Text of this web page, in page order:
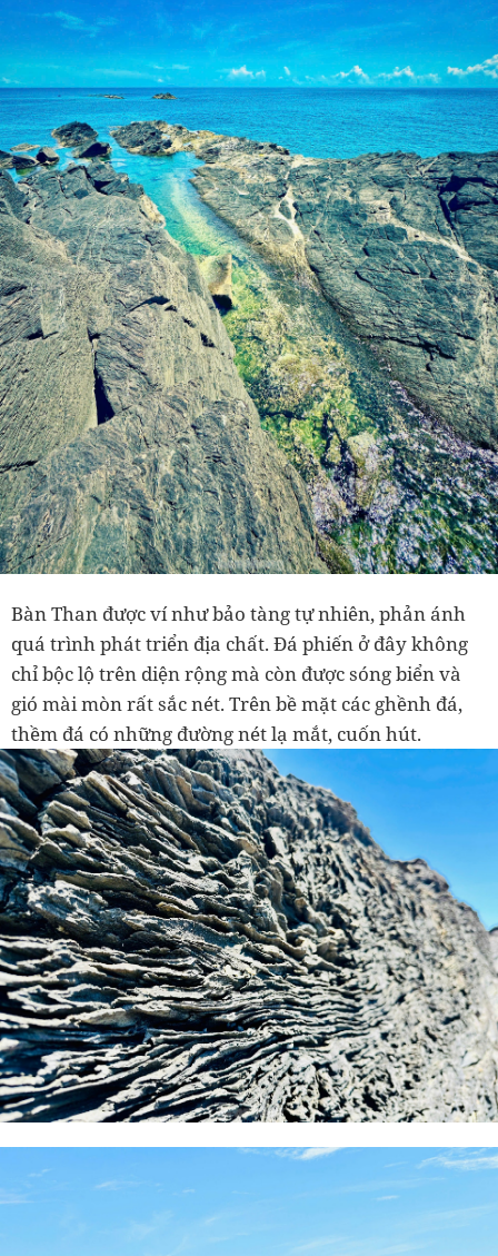
Bàn Than được ví như bảo tàng tự nhiên, phản ánh
quá trình phát triển địa chất. Đá phiến ở đây không
chỉ bộc lộ trên diện rộng mà còn được sóng biển và
gió mài mòn rất sắc nét. Trên bề mặt các ghềnh đá,
thềm đá có những đường nét lạ mắt, cuốn hút.